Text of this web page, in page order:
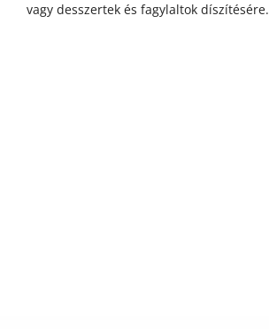
vagy desszertek és fagylaltok díszítésére.